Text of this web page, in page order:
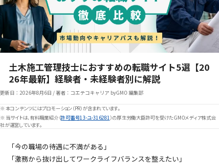
土木施工管理技士におすすめの転職サイト5選【20
26年最新】経験者・未経験者別に解説
更新日： 2026年8月6日 /著者：コエテコキャリア byGMO 編集部
※ 本コンテンツにはプロモーション（PR）が含まれています。
※ 当サイトは、有料職業紹介（許可番号13-ユ-316281 ）の厚生労働大臣許可を受けたGMOメディア株式会
社が運営しています。
「今の職場の待遇に不満がある」
「激務から抜け出してワークライフバランスを整えたい」